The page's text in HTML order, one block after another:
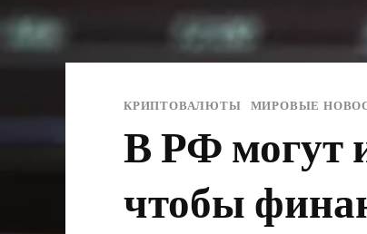
КРИПТОВАЛЮТЫ МИРОВЫЕ
В РФ могут
чтобы